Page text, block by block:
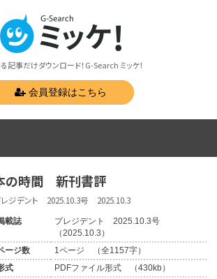
記事だけダウンロード！G-Search ミッケ！
会員登録はこちら
の時間 新刊書評
ジデント 2025.10.3号 2025.10.3
載誌
プレジデント 2025.10.3号
（2025.10.3）
ージ数
1ページ （全1157字）
式
PDFファイル形式 （430kb）